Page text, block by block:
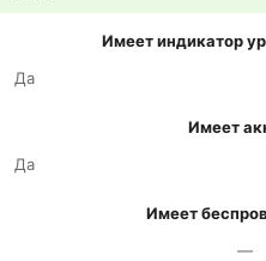
Имеет индикатор
Да
Имеет
Да
Имеет
—